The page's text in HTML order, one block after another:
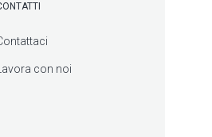
Lavora con noi